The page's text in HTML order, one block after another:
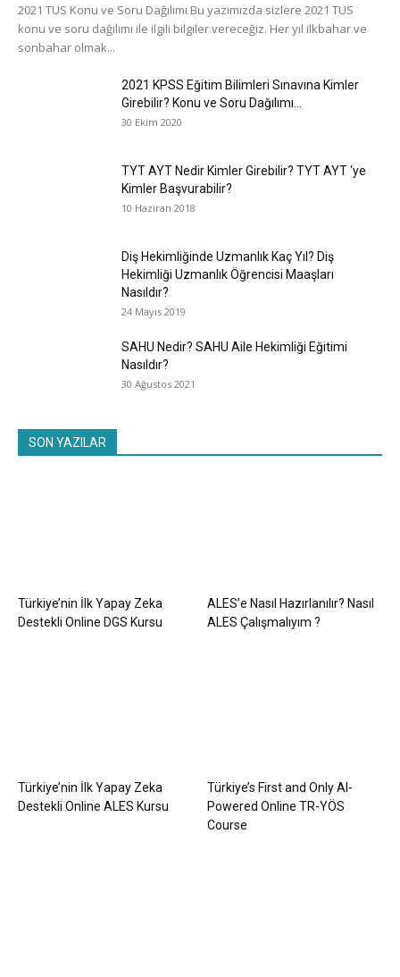
2021 TUS Konu ve Soru Dağılımı Bu yazımızda sizlere 2021 TUS
konu ve soru dağılımı ile ilgili bilgiler vereceğiz. Her yıl ilkbahar ve
sonbahar olmak...
2021 KPSS Eğitim Bilimleri Sınavına Kimler
Girebilir? Konu ve Soru Dağılımı...
30 Ekim 2020
TYT AYT Nedir Kimler Girebilir? TYT AYT ‘ye
Kimler Başvurabilir?
10 Haziran 2018
Diş Hekimliğinde Uzmanlık Kaç Yıl? Diş
Hekimliği Uzmanlık Öğrencisi Maaşları
Nasıldır?
24 Mayıs 2019
SAHU Nedir? SAHU Aile Hekimliği Eğitimi
Nasıldır?
30 Ağustos 2021
SON YAZILAR
Türkiye’nin İlk Yapay Zeka
Destekli Online DGS Kursu
ALES’e Nasıl Hazırlanılır? Nasıl
ALES Çalışmalıyım ?
Türkiye’nin İlk Yapay Zeka
Destekli Online ALES Kursu
Türkiye’s First and Only AI-
Powered Online TR-YÖS
Course